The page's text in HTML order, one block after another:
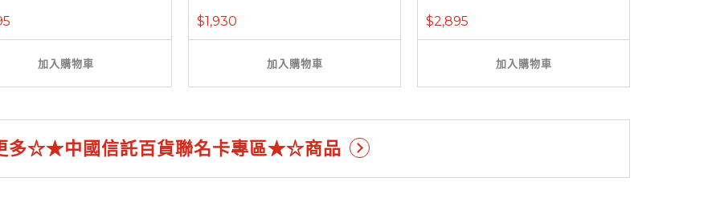
加入購物車
$1,930
加入購物車
$2,895
加入購物車
多☆★中國信託百貨聯名卡專區★☆商品